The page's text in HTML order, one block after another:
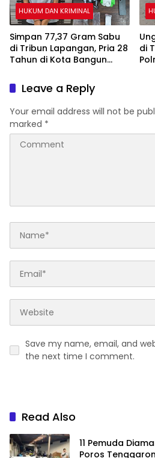
HUKUM DAN KRIMINAL
Simpan 77,37 Gram Sabu
di Tribun Lapangan, Pria 28
Tahun di Kota Bangun
di
Leave a Reply
Your email address will not be
marked *
Save my name, email, and
the next time I comment.
Read Also
11 Pemuda
Poros